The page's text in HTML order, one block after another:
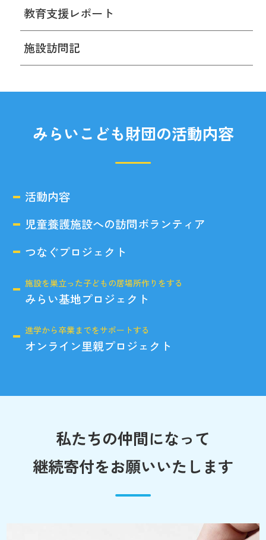
教育支援レポート
施設訪問記
みらいこども財団の活動内容
活動内容
児童養護施設への訪問ボランティア
つなぐプロジェクト
施設を巣立った子どもの居場所作りをする
みらい基地プロジェクト
進学から卒業までをサポートする
オンライン里親プロジェクト
私たちの仲間になって
継続寄付をお願いいたします